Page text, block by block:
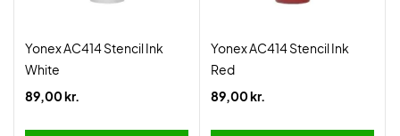
Yonex AC414 Stencil Ink
White
89,00 kr.
Yonex AC414 Stencil Ink
Red
89,00 kr.